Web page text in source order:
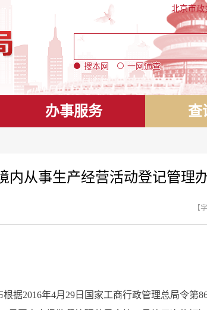
北京市政
搜本网 一网通查
办事服务 查
内从事生产经营活动登记管理
【
据2016年4月29日国家工商行政管理总局令第